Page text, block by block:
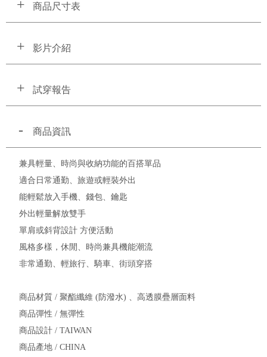
商品尺寸表
影片介紹
試穿報告
商品資訊
兼具輕量、時尚與收納功能的百搭單品
適合日常通勤、旅遊或輕裝外出
能輕鬆放入手機、錢包、鑰匙
外出輕量解放雙手
單肩或斜背設計 方便活動
風格多樣，休閒、時尚兼具機能潮流
非常通勤、輕旅行、騎車、街頭穿搭
商品材質 / 聚酯纖維 (防潑水) 、高透膜疊層面料
商品彈性 / 無彈性
商品設計 / TAIWAN
商品產地 / CHINA